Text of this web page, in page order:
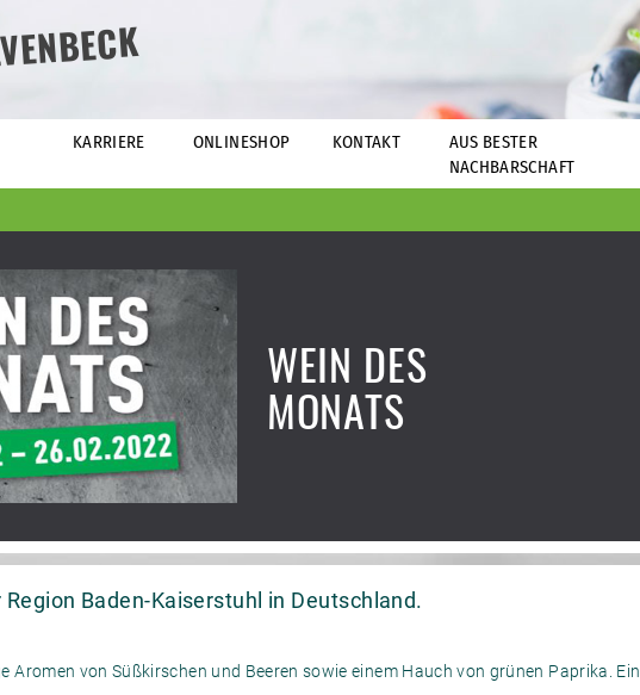
KARRIERE ONLINESHOP KONTAKT
AUS BESTER
NACHBARSCHAFT
WEIN DES
MONATS
Baden-Kaiserstuhl in Deutschland.
von Süßkirschen und Beeren sowie einem Hauch von grünen Paprika. Ein